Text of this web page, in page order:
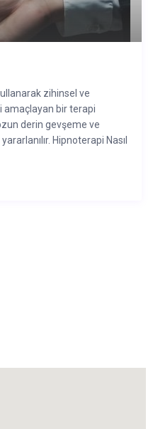
zihinsel ve
amaçlayan bir terapi
derin gevşeme ve
Hipnoterapi Nasıl